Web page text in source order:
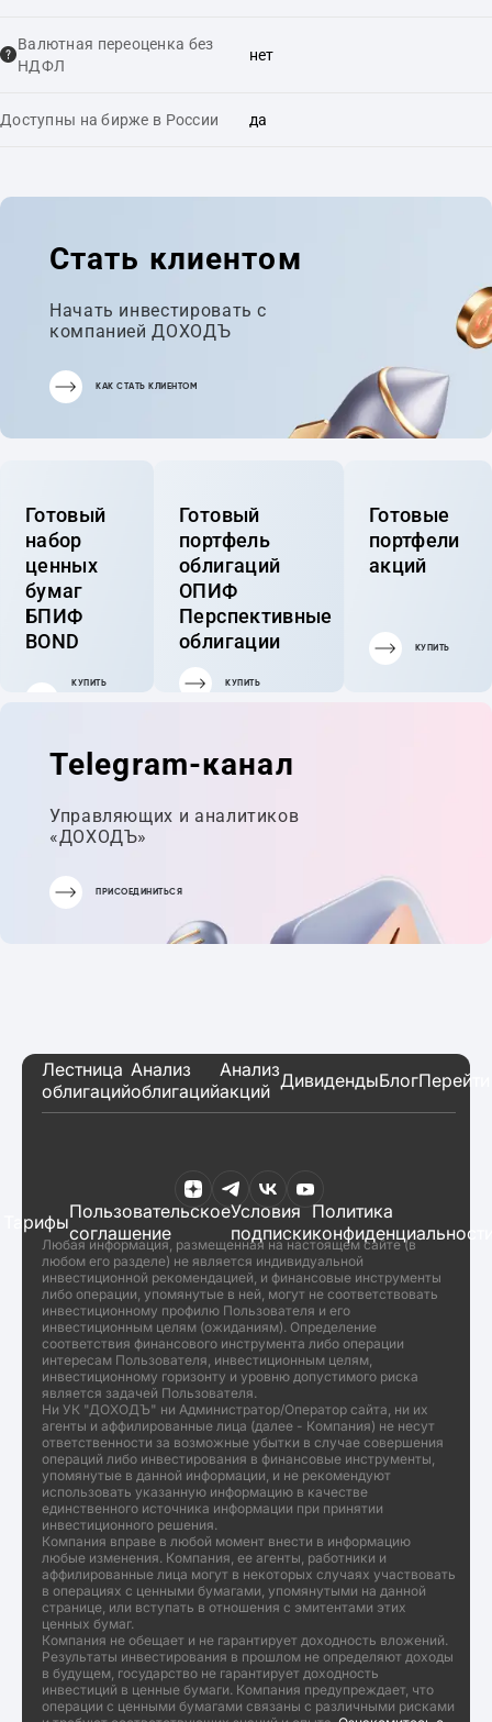
Валютная переоценка без
НДФЛ
нет
Доступны на бирже в России да
Стать клиентом
Начать инвестировать с
компанией ДОХОДЪ
КАК СТАТЬ КЛИЕНТОМ
Готовый
набор
ценных
бумаг
БПИФ
BOND
КУПИТЬ
Готовый
портфель
облигаций
ОПИФ
Перспективные
облигации
КУПИТЬ
Готовые
портфели
акций
КУПИТЬ
Telegram-канал
Управляющих и аналитиков
«ДОХОДЪ»
ПРИСОЕДИНИТЬСЯ
Лестница
облигаций
Анализ
облигаций
Анализ
акций ДивидендыБлог
ТарифыПользовательское
соглашение
Условия
подписки
Политика
Любая информация, размещенная на настоящем сайте (в
любом его разделе) не является индивидуальной
инвестиционной рекомендацией, и финансовые инструменты
либо операции, упомянутые в ней, могут не соответствовать
инвестиционному профилю Пользователя и его
инвестиционным целям (ожиданиям). Определение
соответствия финансового инструмента либо операции
интересам Пользователя, инвестиционным целям,
инвестиционному горизонту и уровню допустимого риска
является задачей Пользователя.
Ни УК "ДОХОДЪ" ни Администратор/Оператор сайта, ни их
агенты и аффилированные лица (далее - Компания) не несут
ответственности за возможные убытки в случае совершения
операций либо инвестирования в финансовые инструменты,
упомянутые в данной информации, и не рекомендуют
использовать указанную информацию в качестве
единственного источника информации при принятии
инвестиционного решения.
Компания вправе в любой момент внести в информацию
любые изменения. Компания, ее агенты, работники и
аффилированные лица могут в некоторых случаях участвовать
в операциях с ценными бумагами, упомянутыми на данной
странице, или вступать в отношения с эмитентами этих
ценных бумаг.
Компания не обещает и не гарантирует доходность вложений.
Результаты инвестирования в прошлом не определяют доходы
в будущем, государство не гарантирует доходность
инвестиций в ценные бумаги. Компания предупреждает, что
операции с ценными бумагами связаны с различными рисками